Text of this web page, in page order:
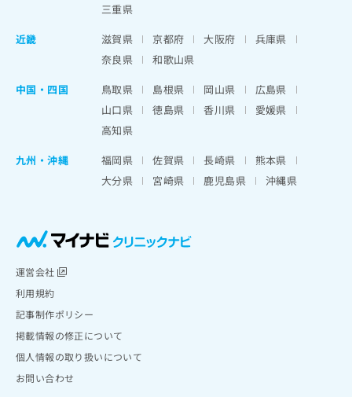
三重県
近畿
滋賀県 京都府 大阪府
兵庫県
奈良県
和歌山県
中国・四国
鳥取県 島根県 岡山県
広島県
山口県
徳島県 香川県
愛媛県
高知県
九州・沖縄
福岡県 佐賀県 長崎県
熊本県
大分県
宮崎県 鹿児島県 沖縄県
運営会社
利用規約
記事制作ポリシー
掲載情報の修正について
個人情報の取り扱いについて
お問い合わせ